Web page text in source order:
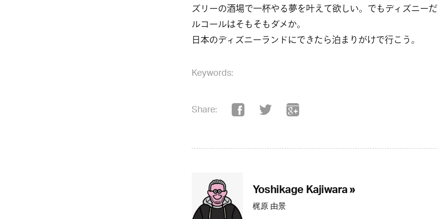
ズリーの酒場で一杯やる夢を叶えて欲しい。でもディズニー
ルコールはそもそもダメか。
日本のディズニーランドにできたら泊まりがけで行こう。
Keywords:
Share:
Yoshikage Kajiwara »
梶原 由景